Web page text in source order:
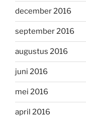
december 2016
september 2016
augustus 2016
juni 2016
mei 2016
april 2016